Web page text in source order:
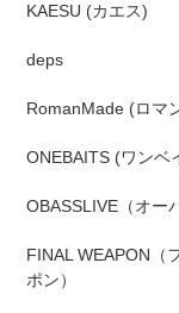
KAESU (カエス)
deps
RomanMade (ロマ
ONEBAITS (ワンベ
OBASSLIVE（オー
FINAL WEAPON（
ポン）